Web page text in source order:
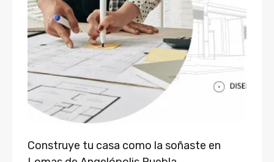
Construye tu casa como la soñaste en